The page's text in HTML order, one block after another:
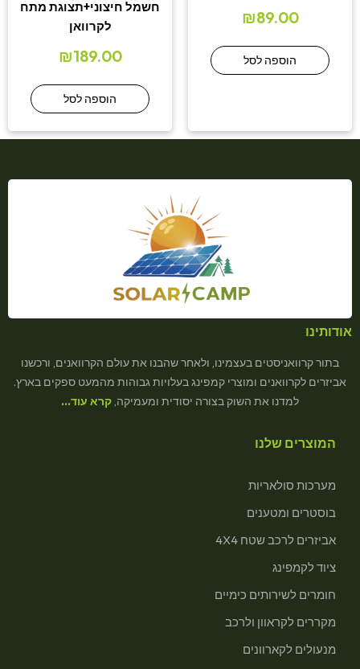
₪89.00
הוספה לסל
חשמל חיצוני+תצוגת מתח
לקרוואן
₪189.00
הוספה לסל
אודותינו
בתור קרוואניסטים בעצמינו, ולאחר שהבנו את עולם הקרוואנים, ורכשנו
אביזרים לקרוואנים ומוצרי קמפינג בעלויות גבוהות מהמעט ספקים בארץ.
למדנו את השוק בצורה יסודית ומעמיקה, קרא עוד…
המוצרים שלנו
מערכות סולאריות
בוסטרים ומטענים
אביזרים לרכב שטח 4X4
ציוד לקמפינג
חומרים לשירותים כימיים
מקררים לקראוון ולרכב
מנעולים לקארוונים